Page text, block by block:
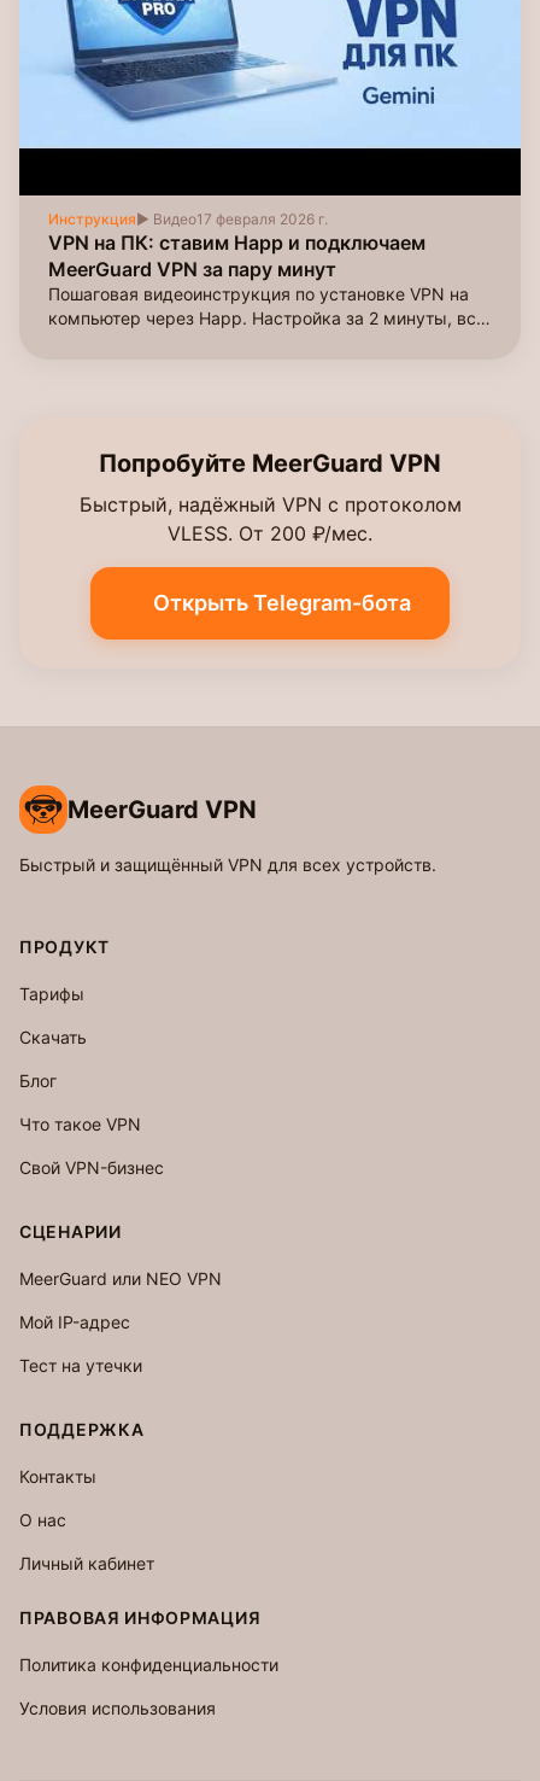
Инструкция▶ Видео17 февраля 2026 г.
VPN на ПК: ставим Happ и подключаем
MeerGuard VPN за пару минут
Пошаговая видеоинструкция по установке VPN на
компьютер через Happ. Настройка за 2 минуты, все
Попробуйте MeerGuard VPN
Быстрый, надёжный VPN с протоколом
VLESS. От 200 ₽/мес.
Открыть Telegram-бота
MeerGuard VPN
Быстрый и защищённый VPN для всех устройств.
ПРОДУКТ
Тарифы
Скачать
Блог
Что такое VPN
Свой VPN-бизнес
СЦЕНАРИИ
MeerGuard или NEO VPN
Мой IP-адрес
Тест на утечки
ПОДДЕРЖКА
Контакты
О нас
Личный кабинет
ПРАВОВАЯ ИНФОРМАЦИЯ
Политика конфиденциальности
Условия использования